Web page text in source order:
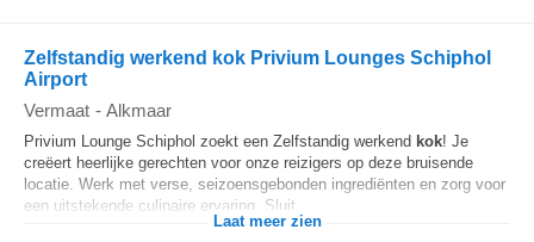
Zelfstandig werkend kok Privium Lounges Schiphol
Airport
Vermaat - Alkmaar
Privium Lounge Schiphol zoekt een Zelfstandig werkend kok! Je
creëert heerlijke gerechten voor onze reizigers op deze bruisende
locatie. Werk met verse, seizoensgebonden ingrediënten en zorg voor
een uitstekende culinaire ervaring. Sluit...
Laat meer zien